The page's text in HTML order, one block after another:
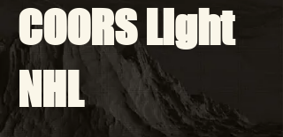
COORS Light
NHL